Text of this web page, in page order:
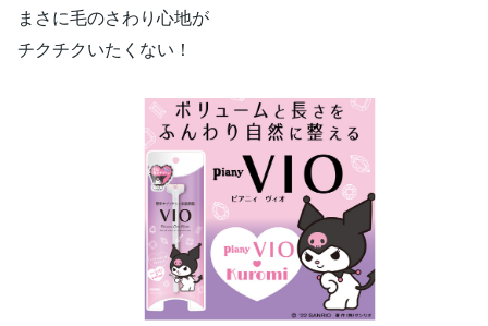
まさに毛のさわり心地が
チクチクいたくない！